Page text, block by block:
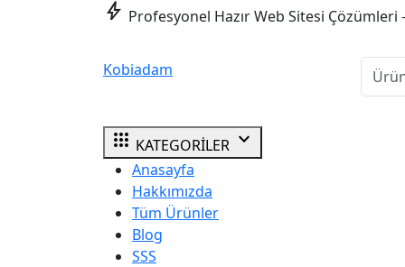
bolt Profesyonel Hazır Web Sitesi Çözümleri
Kobiadam
apps KATEGORİLER expand_more
Anasayfa
Hakkımızda
Tüm Ürünler
Blog
SSS